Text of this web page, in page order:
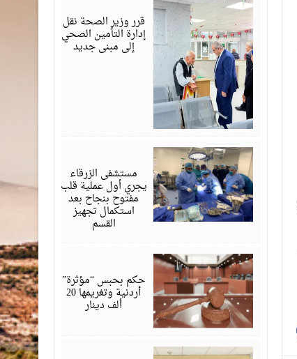
قرر وزير الصحة نقل
إدارة التأمين الصحي
إلى مبنى جديد
مستشفى الزرقاء
يجري أول عملية قلب
مفتوح بنجاح بعد
استكمال تجهيز
القسم
حكم بحبس “مؤثرة”
أردنية وتغريمها 20
ألف دينار
يونيو
2026
مايو